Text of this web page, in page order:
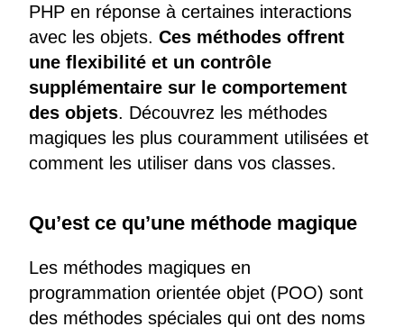
PHP en réponse à certaines interactions
avec les objets. Ces méthodes offrent
une flexibilité et un contrôle
supplémentaire sur le comportement
des objets. Découvrez les méthodes
magiques les plus couramment utilisées et
comment les utiliser dans vos classes.
Qu’est ce qu’une méthode magique
Les méthodes magiques en
programmation orientée objet (POO) sont
des méthodes spéciales qui ont des noms